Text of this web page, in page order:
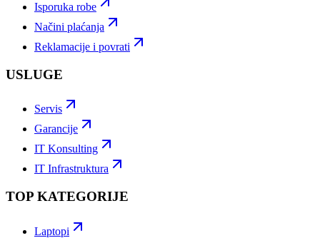
Isporuka robe
Načini plaćanja
Reklamacije i povrati
USLUGE
Servis
Garancije
IT Konsulting
IT Infrastruktura
TOP KATEGORIJE
Laptopi